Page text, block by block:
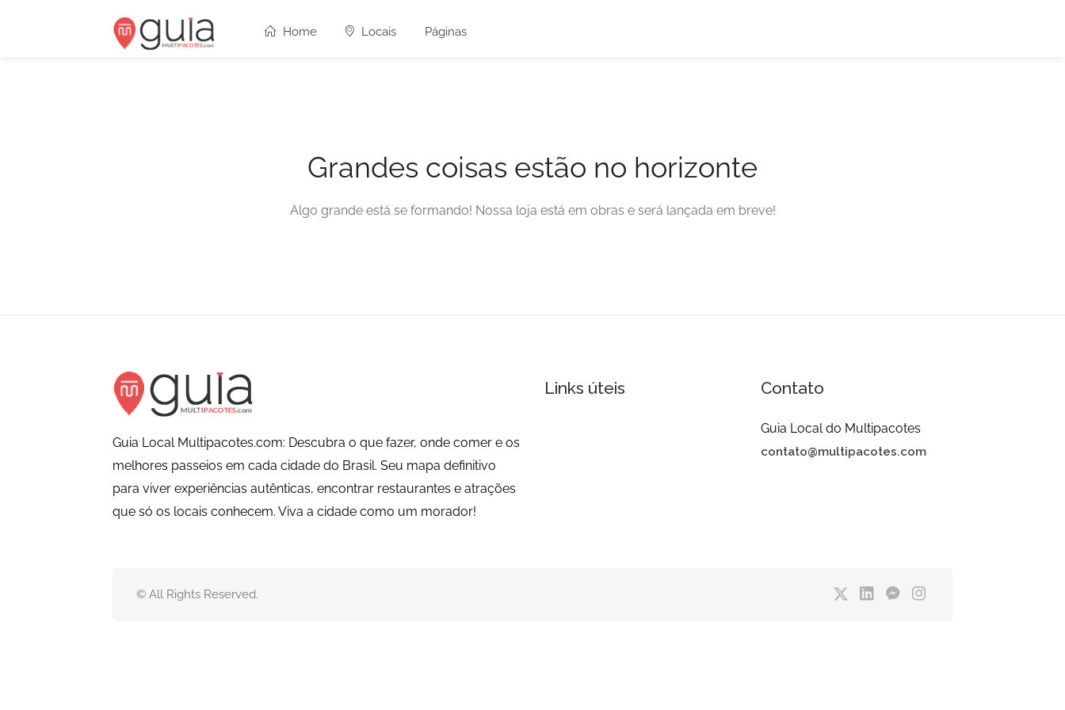
Home Locais Páginas
Grandes coisas estão no horizonte
Algo grande está se formando! Nossa loja está em obras e será lançada em breve!
Guia Local Multipacotes.com: Descubra o que fazer, onde comer e os
melhores passeios em cada cidade do Brasil. Seu mapa definitivo
para viver experiências autênticas, encontrar restaurantes e atrações
que só os locais conhecem. Viva a cidade como um morador!
Links úteis Contato
Guia Local do Multipacotes
contato@multipacotes.com
© All Rights Reserved.